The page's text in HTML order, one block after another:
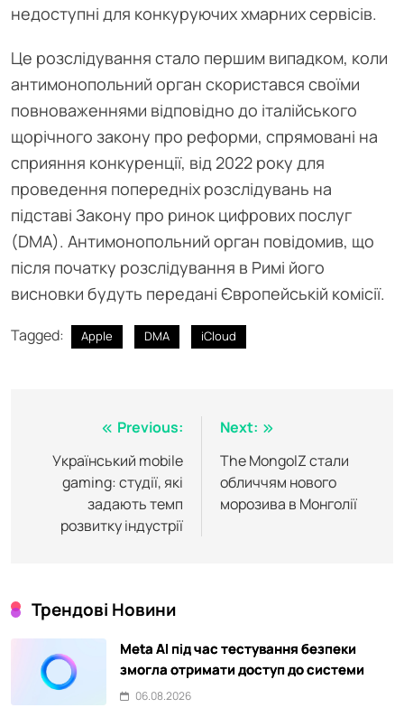
недоступні для конкуруючих хмарних сервісів.
Це розслідування стало першим випадком, коли
антимонопольний орган скористався своїми
повноваженнями відповідно до італійського
щорічного закону про реформи, спрямовані на
сприяння конкуренції, від 2022 року для
проведення попередніх розслідувань на
підставі Закону про ринок цифрових послуг
(DMA). Антимонопольний орган повідомив, що
після початку розслідування в Римі його
висновки будуть передані Європейській комісії.
Tagged: Apple DMA iCloud
navigation
Previous:
Український mobile
gaming: студії, які
задають темп
розвитку індустрії
Next:
The MongolZ стали
обличчям нового
морозива в Монголії
Трендові Новини
Meta AI під час тестування безпеки
змогла отримати доступ до системи
06.08.2026